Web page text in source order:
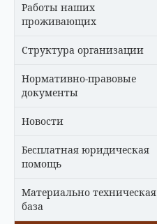
Работы наших
проживающих
Структура организации
Нормативно-правовые
документы
Новости
Бесплатная юридическая
помощь
Материально техническая
база